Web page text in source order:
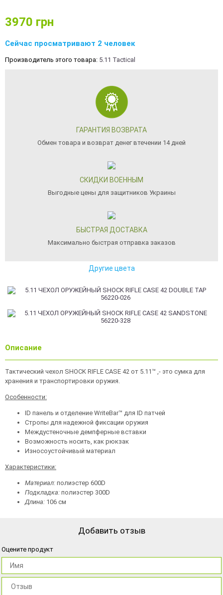
3970 грн
Сейчас просматривают 2 человек
Производитель этого товара: 5.11 Tactical
ГАРАНТИЯ ВОЗВРАТА
Обмен товара и возврат денег втечении 14 дней
СКИДКИ ВОЕННЫМ
Выгодные цены для защитников Украины
БЫСТРАЯ ДОСТАВКА
Максимально быстрая отправка заказов
Другие цвета
Описание
Тактический чехол SHOCK RIFLE CASE 42 от 5.11™ ,- это сумка для
хранения и транспортировки оружия.
Особенности:
ID панель и отделение WriteBar™ для ID патчей
Стропы для надежной фиксации оружия
Междустеночные демпферные вставки
Возможность носить, как рюкзак
Износоустойчивый материал
Характеристики:
Материал: полиэстер 600D
Подкладка: полиэстер 300D
Длина: 106 см
Добавить отзыв
Оцените продукт